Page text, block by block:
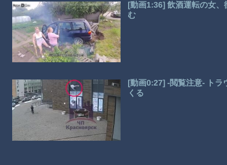
[動画1:36] 飲酒運転の女
む
[動画0:27] -閲覧注意- トラ
くる